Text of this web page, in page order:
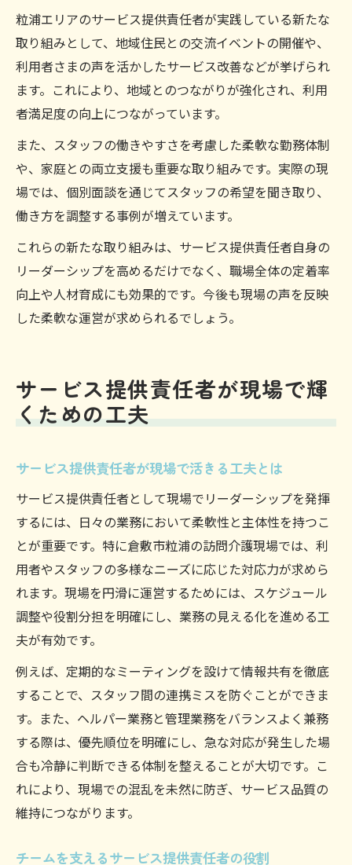
粒浦エリアのサービス提供責任者が実践している新たな
取り組みとして、地域住民との交流イベントの開催や、
利用者さまの声を活かしたサービス改善などが挙げられ
ます。これにより、地域とのつながりが強化され、利用
者満足度の向上につながっています。
また、スタッフの働きやすさを考慮した柔軟な勤務体制
や、家庭との両立支援も重要な取り組みです。実際の現
場では、個別面談を通じてスタッフの希望を聞き取り、
働き方を調整する事例が増えています。
これらの新たな取り組みは、サービス提供責任者自身の
リーダーシップを高めるだけでなく、職場全体の定着率
向上や人材育成にも効果的です。今後も現場の声を反映
した柔軟な運営が求められるでしょう。
サービス提供責任者が現場で輝
くための工夫
サービス提供責任者が現場で活きる工夫とは
サービス提供責任者として現場でリーダーシップを発揮
するには、日々の業務において柔軟性と主体性を持つこ
とが重要です。特に倉敷市粒浦の訪問介護現場では、利
用者やスタッフの多様なニーズに応じた対応力が求めら
れます。現場を円滑に運営するためには、スケジュール
調整や役割分担を明確にし、業務の見える化を進める工
夫が有効です。
例えば、定期的なミーティングを設けて情報共有を徹底
することで、スタッフ間の連携ミスを防ぐことができま
す。また、ヘルパー業務と管理業務をバランスよく兼務
する際は、優先順位を明確にし、急な対応が発生した場
合も冷静に判断できる体制を整えることが大切です。こ
れにより、現場での混乱を未然に防ぎ、サービス品質の
維持につながります。
チームを支えるサービス提供責任者の役割